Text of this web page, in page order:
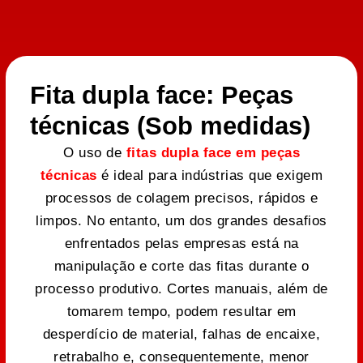
Fita dupla face: Peças
técnicas (Sob medidas)
O uso de fitas dupla face em peças
técnicas é ideal para indústrias que exigem
processos de colagem precisos, rápidos e
limpos. No entanto, um dos grandes desafios
enfrentados pelas empresas está na
manipulação e corte das fitas durante o
processo produtivo. Cortes manuais, além de
tomarem tempo, podem resultar em
desperdício de material, falhas de encaixe,
retrabalho e, consequentemente, menor